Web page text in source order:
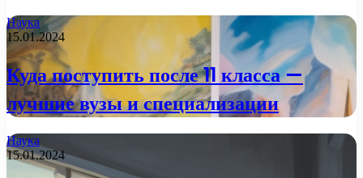
Наука
15.01.2024
Куда поступить после 11 класса —
лучшие вузы и специализации
Наука
15.01.2024